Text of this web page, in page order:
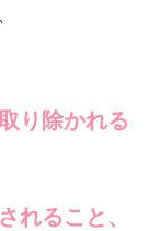
り除かれる
れること、